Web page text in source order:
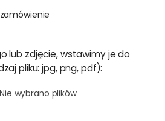
lub zdjęcie, wstawimy je do
pliku: jpg, png, pdf):
Nie wybrano plików